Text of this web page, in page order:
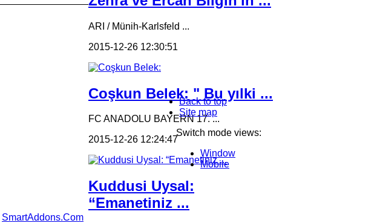
ARI / Münih-Karlsfeld ...
2015-12-26 12:30:51
Coşkun Belek: " Bu yılki ...
FC ANADOLU BAYERN 17. ...
2015-12-26 12:24:47
Kuddusi Uysal:
“Emanetiniz ...
Back to top
Site map
Switch mode views:
Window
Mobile
SmartAddons.Com